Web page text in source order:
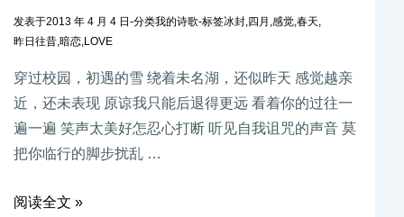
发表于2013 年 4 月 4 日 -分类我的诗歌-标签冰封,四月 ,感觉,春天,
昨日往昔,暗恋,LOVE
穿过校园，初遇的雪 绕着未名湖，还似昨天 感觉越亲
近，还未表现 原谅我只能后退得更远 看着你的过往一
遍一遍 笑声太美好怎忍心打断 听见自我诅咒的声音 莫
把你临行的脚步扰乱 …
阅读全文 »